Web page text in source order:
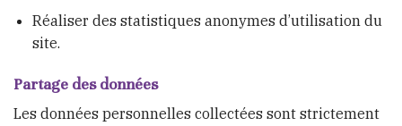
Réaliser des statistiques anonymes d’utilisation du
site.
Partage des données
Les données personnelles collectées sont strictement